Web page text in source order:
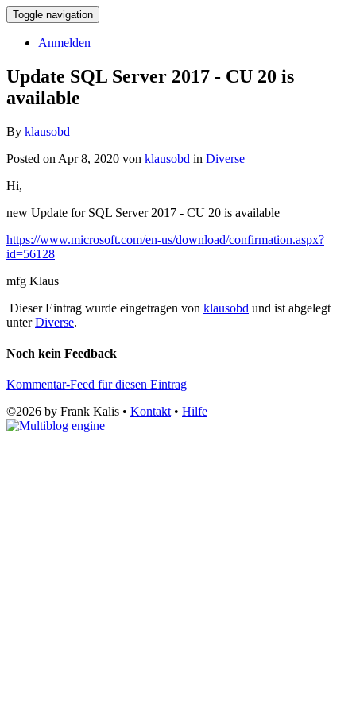
Toggle navigation
Anmelden
Update SQL Server 2017 - CU 20 is
available
By klausobd
Posted on Apr 8, 2020 von klausobd in Diverse
Hi,
new Update for SQL Server 2017 - CU 20 is available
https://www.microsoft.com/en-us/download/confirmation.aspx?
id=56128
mfg Klaus
Dieser Eintrag wurde eingetragen von klausobd und ist abgelegt
unterDiverse.
Noch kein Feedback
Kommentar-Feed für diesen Eintrag
©2026 by Frank Kalis • Kontakt • Hilfe